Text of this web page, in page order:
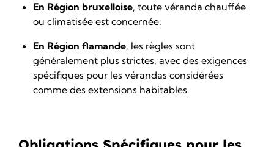
En Région bruxelloise, toute véranda chauffée
ou climatisée est concernée.
En Région flamande, les règles sont
généralement plus strictes, avec des exigences
spécifiques pour les vérandas considérées
comme des extensions habitables.